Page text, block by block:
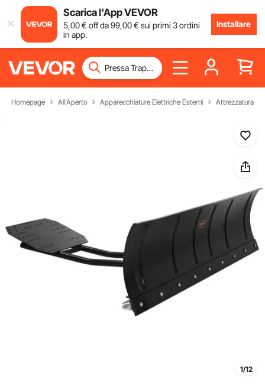
Scarica l'App VEVOR
5,00€ off da99,00€ sui primi 3 ordini
in app.
Installare
Homepage All'Aperto Apparecchiature Elettriche Esterni Attrezzatura
1/12